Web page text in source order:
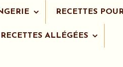
RECETTES
RECETTES ALLÉGÉES